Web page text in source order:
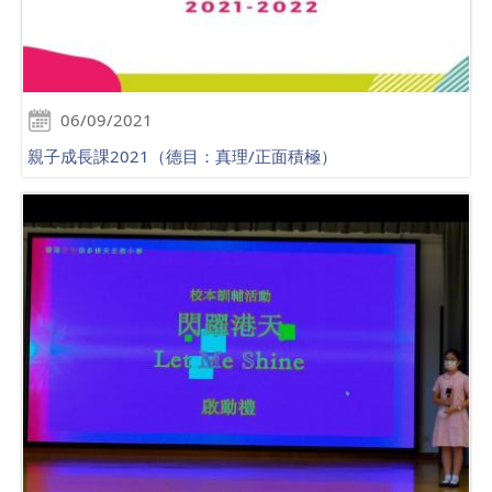
06/09/2021
親子成長課2021（德目：真理/正面積極）